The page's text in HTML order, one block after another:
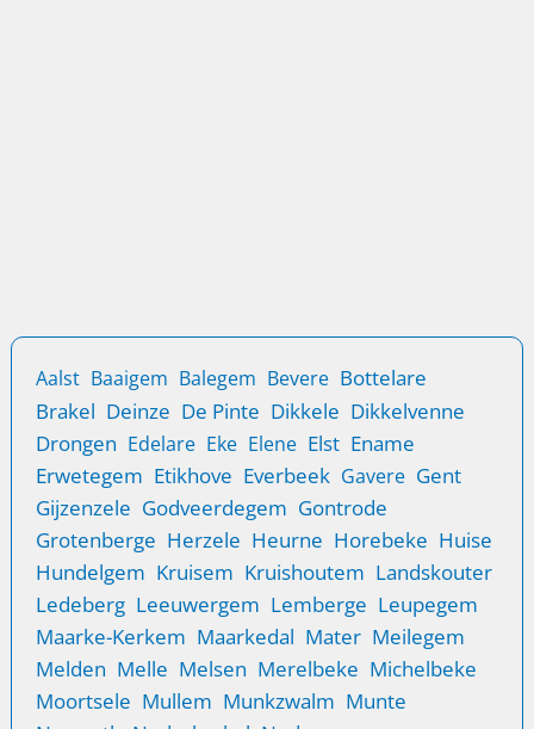
Aalst Baaigem Balegem Bevere Bottelare
Brakel Deinze De Pinte Dikkele Dikkelvenne
Drongen Edelare Eke Elene Elst Ename
Erwetegem Etikhove Everbeek Gavere Gent
Gijzenzele Godveerdegem Gontrode
Grotenberge Herzele Heurne Horebeke Huise
Hundelgem Kruisem Kruishoutem Landskouter
Ledeberg Leeuwergem Lemberge Leupegem
Maarke-Kerkem Maarkedal Mater Meilegem
Melden Melle Melsen Merelbeke Michelbeke
Moortsele Mullem Munkzwalm Munte